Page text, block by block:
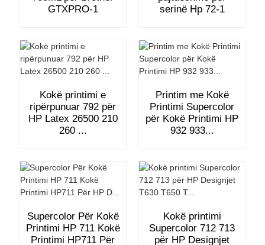
GTXPRO-1
serinë Hp 72-1
Kokë printimi e
ripërpunuar 792 për
HP Latex 26500 210
260 ...
Printim me Kokë
Printimi Supercolor
për Kokë Printimi HP
932 933...
Supercolor Për Kokë
Printimi HP 711 Kokë
Printimi HP711 Për
Kokë printimi
Supercolor 712 713
për HP Designjet